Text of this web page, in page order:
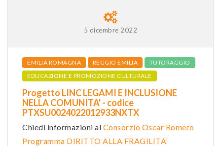
5 dicembre 2022
EMILIA ROMAGNA REGGIO EMILIA
TUTORAGGIO
EDUCAZIONE E PROMOZIONE CULTURALE
Progetto LINC LEGAMI E INCLUSIONE
NELLA COMUNITA' - codice
PTXSU0024022012933NXTX
Chiedi informazioni al Consorzio Oscar Romero
Programma DIRITTO ALLA FRAGILITA'